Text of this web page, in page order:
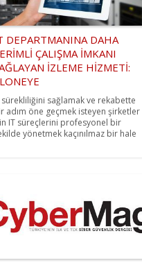
DEPARTMANINA DAHA
ÇALIŞMA İMKANI
İZLEME HİZMETİ:
sürekliliğini sağlamak ve rekabette
adım öne geçmek isteyen şirketler
IT süreçlerini profesyonel bir
yönetmek kaçınılmaz bir hale